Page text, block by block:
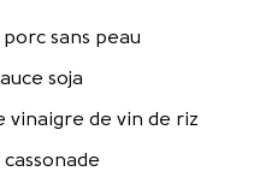
porc sans peau
soja
vinaigre de vin de riz
cassonade